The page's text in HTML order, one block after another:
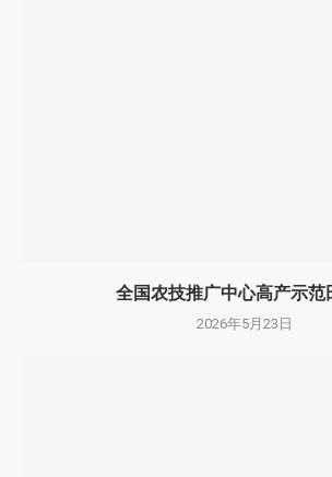
全国农技推广中心高产示范
2026年5月23日